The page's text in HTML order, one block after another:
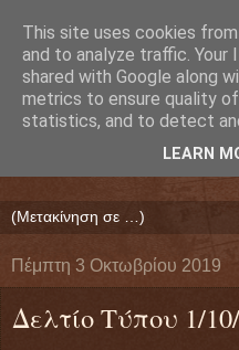
Ευάγγελος
ΠΡΟΕΔΡΟΣ ΕΘΝΙΚΗΣ
Πέμπτη 3 Οκτωβρίου 2019
Δελτίο Τύπου 1/
This site uses cookies
and to analyze traffic. Your
shared with Google along
metrics to ensure quality
statistics, and to detect
LEARN